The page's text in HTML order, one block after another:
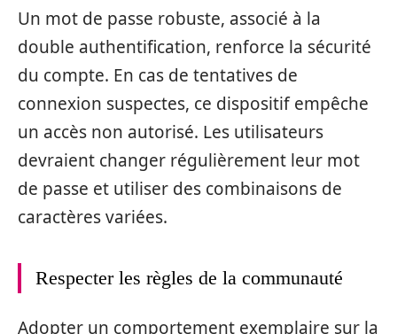
Un mot de passe robuste, associé à la
double authentification, renforce la sécurité
du compte. En cas de tentatives de
connexion suspectes, ce dispositif empêche
un accès non autorisé. Les utilisateurs
devraient changer régulièrement leur mot
de passe et utiliser des combinaisons de
caractères variées.
Respecter les règles de la communauté
Adopter un comportement exemplaire sur la